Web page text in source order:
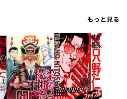
もっと見る